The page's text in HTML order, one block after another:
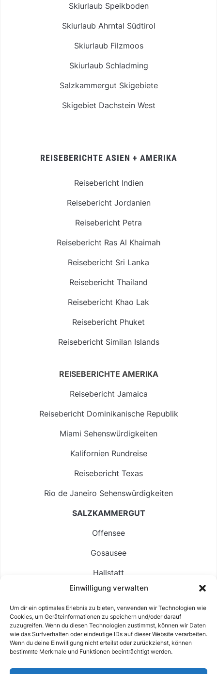
Einwilligung verwalten
Um dir ein optimales Erlebnis zu bieten, verwenden wir Technologien wie
Cookies, um Geräteinformationen zu speichern und/oder darauf
zuzugreifen. Wenn du diesen Technologien zustimmst, können wir Daten
wie das Surfverhalten oder eindeutige IDs auf dieser Website verarbeiten.
Wenn du deine Einwilligung nicht erteilst oder zurückziehst, können
bestimmte Merkmale und Funktionen beeinträchtigt werden.
Skiurlaub Speikboden
Skiurlaub Ahrntal Südtirol
Skiurlaub Filzmoos
Skiurlaub Schladming
Salzkammergut Skigebiete
Skigebiet Dachstein West
REISEBERICHTE ASIEN + AMERIKA
Reisebericht Indien
Reisebericht Jordanien
Reisebericht Petra
Reisebericht Ras Al Khaimah
Reisebericht Sri Lanka
Reisebericht Thailand
Reisebericht Khao Lak
Reisebericht Phuket
Reisebericht Similan Islands
REISEBERICHTE AMERIKA
Reisebericht Jamaica
Reisebericht Dominikanische Republik
Miami Sehenswürdigkeiten
Kalifornien Rundreise
Reisebericht Texas
Rio de Janeiro Sehenswürdigkeiten
SALZKAMMERGUT
Offensee
Gosausee
Hallstatt
Langbathsee
Altausseer See
Hintersee